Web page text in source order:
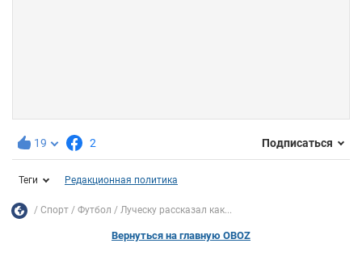
19 2 Подписаться
Теги Редакционная политика
Спорт Футбол Луческу рассказал как...
Вернуться на главную OBOZ